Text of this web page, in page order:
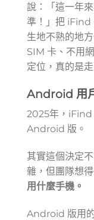
說：「這一年
準！」把 iFind
生地不熟的地
SIM 卡、不用
定位，真的是
Android 用
2025年，
Android 版。
其實這個決定
雜，但團隊想得
用什麼手機。
Android 版用